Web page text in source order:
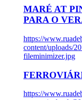
MARÉ AT
PARA O
https://
content/uploads/
fileminimizer.jpg
https://